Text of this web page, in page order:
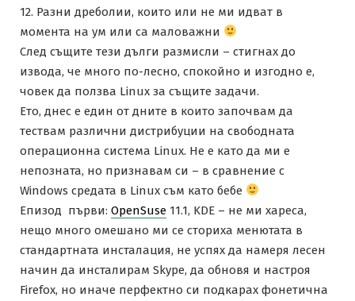
12. Разни дреболии, които или не ми идват в
момента на ум или са маловажни
След същите тези дълги размисли – стигнах до
извода, че много по-лесно, спокойно и изгодно е,
човек да ползва Linux за същите задачи.
Ето, днес е един от дните в които започвам да
тествам различни дистрибуции на свободната
операционна система Linux. Не е като да ми е
непозната, но признавам си – в сравнение с
Windows средата в Linux съм като бебе
Епизод първи: OpenSuse 11.1, KDE – не ми хареса,
нещо много омешано ми се сториха менютата в
стандартната инсталация, не успях да намеря лесен
начин да инсталирам Skype, да обновя и настроя
Firefox, но иначе перфектно си подкарах фонетична